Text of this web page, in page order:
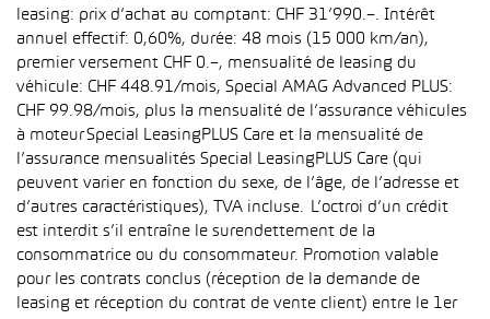
leasing: prix d’achat au comptant: CHF 31’990.–. Intérêt
annuel effectif: 0,60%, durée: 48 mois (15 000 km/an),
premier versement CHF 0.–, mensualité de leasing du
véhicule: CHF 448.91/mois, Special AMAG Advanced PLUS:
CHF 99.98/mois, plus la mensualité de l’assurance véhicules
à moteur Special LeasingPLUS Care et la mensualité de
l’assurance mensualités Special LeasingPLUS Care (qui
peuvent varier en fonction du sexe, de l’âge, de l’adresse et
d’autres caractéristiques), TVA incluse. L’octroi d’un crédit
est interdit s’il entraîne le surendettement de la
consommatrice ou du consommateur. Promotion valable
pour les contrats conclus (réception de la demande de
leasing et réception du contrat de vente client) entre le 1er